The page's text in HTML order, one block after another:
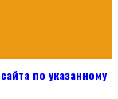
по указанному